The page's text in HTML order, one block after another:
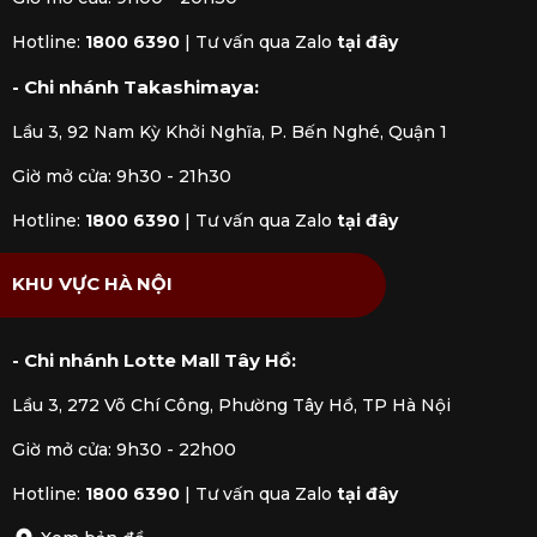
2. Phân loại phụ kiện và trang trí bàn
Hotline: 1800 6390 | Tư vấn qua Zalo tại đây
- Chi nhánh Takashimaya:
Lầu 3, 92 Nam Kỳ Khởi Nghĩa, P. Bến Nghé, Quận 1
Giờ mở cửa: 9h30 - 21h30
Hotline: 1800 6390 | Tư vấn qua Zalo tại đây
KHU VỰC HÀ NỘI
- Chi nhánh Lotte Mall Tây Hồ:
Lầu 3, 272 Võ Chí Công, Phường Tây Hồ, TP Hà Nội
Giờ mở cửa: 9h30 - 22h00
Hotline: 1800 6390 | Tư vấn qua Zalo tại đây